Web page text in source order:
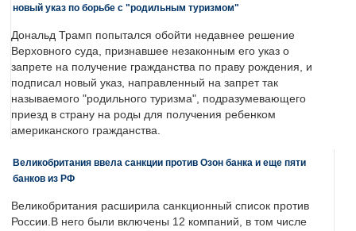
новый указ по борьбе с "родильным туризмом"
Дональд Трамп попытался обойти недавнее решение
Верховного суда, признавшее незаконным его указ о
запрете на получение гражданства по праву рождения, и
подписал новый указ, направленный на запрет так
называемого "родильного туризма", подразумевающего
приезд в страну на роды для получения ребенком
американского гражданства.
Великобритания ввела санкции против Озон банка и еще пяти
банков из РФ
Великобритания расширила санкционный список против
России.В него были включены 12 компаний, в том числе